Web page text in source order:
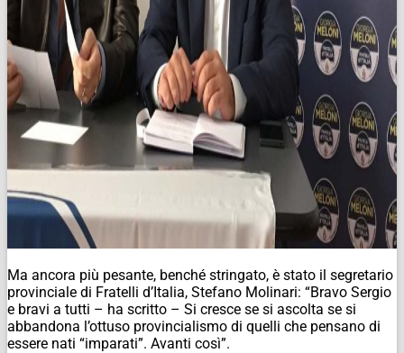
Ma ancora più pesante, benché stringato, è stato il segretario
provinciale di Fratelli d’Italia, Stefano Molinari: “Bravo Sergio
e bravi a tutti – ha scritto – Si cresce se si ascolta se si
abbandona l’ottuso provincialismo di quelli che pensano di
essere nati “imparati”. Avanti così”.